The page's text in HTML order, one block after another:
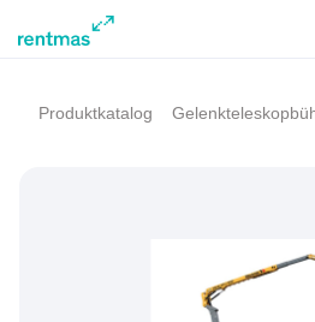
Produktkatalog